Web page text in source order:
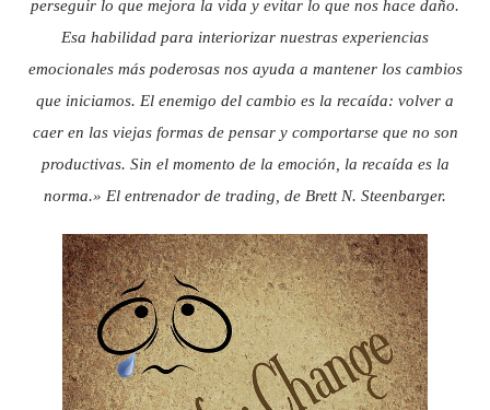
perseguir lo que mejora la vida y evitar lo que nos hace daño.
Esa habilidad para interiorizar nuestras experiencias
emocionales más poderosas nos ayuda a mantener los cambios
que iniciamos. El enemigo del cambio es la recaída: volver a
caer en las viejas formas de pensar y comportarse que no son
productivas. Sin el momento de la emoción, la recaída es la
norma.» El entrenador de trading, de Brett N. Steenbarger.